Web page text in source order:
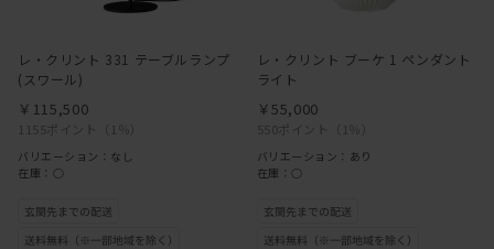
レ・クリント 331 テーブルランプ
(スワール)
1155ポイント （1％）
￥115,500
バリエーション：なし
在庫：○
レ・クリント ブーケ 1 ペンダント
ライト
550ポイント （1％）
￥55,000
バリエーション：あり
在庫：○